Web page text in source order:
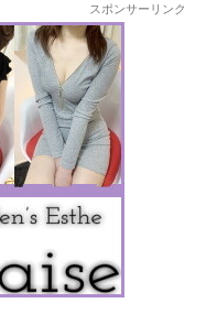
スポンサーリンク